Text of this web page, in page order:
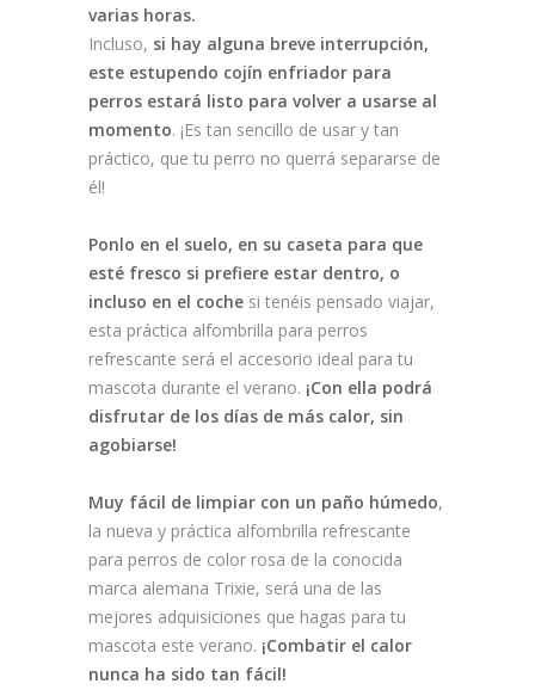
varias horas.
Incluso, si hay alguna breve interrupción,
este estupendo cojín enfriador para
perros estará listo para volver a usarse al
momento. ¡Es tan sencillo de usar y tan
práctico, que tu perro no querrá separarse de
él!
Ponlo en el suelo, en su caseta para que
esté fresco si prefiere estar dentro, o
incluso en el coche si tenéis pensado viajar,
esta práctica alfombrilla para perros
refrescante será el accesorio ideal para tu
mascota durante el verano. ¡Con ella podrá
disfrutar de los días de más calor, sin
agobiarse!
Muy fácil de limpiar con un paño húmedo,
la nueva y práctica alfombrilla refrescante
para perros de color rosa de la conocida
marca alemana Trixie, será una de las
mejores adquisiciones que hagas para tu
mascota este verano. ¡Combatir el calor
nunca ha sido tan fácil!